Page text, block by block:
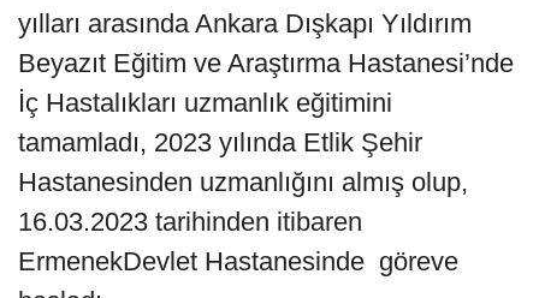
yılları arasında Ankara Dışkapı Yıldırım
Beyazıt Eğitim ve Araştırma Hastanesi’nde
İç Hastalıkları uzmanlık eğitimini
tamamladı, 2023 yılında Etlik Şehir
Hastanesinden uzmanlığını almış olup,
16.03.2023 tarihinden itibaren
ErmenekDevlet Hastanesinde göreve